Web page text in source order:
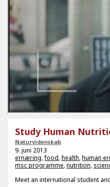
Study Human
Naturvidenskab
9. juni 2013
ernæring,food,health,human
msc programme,nutrition,
Meet an international student